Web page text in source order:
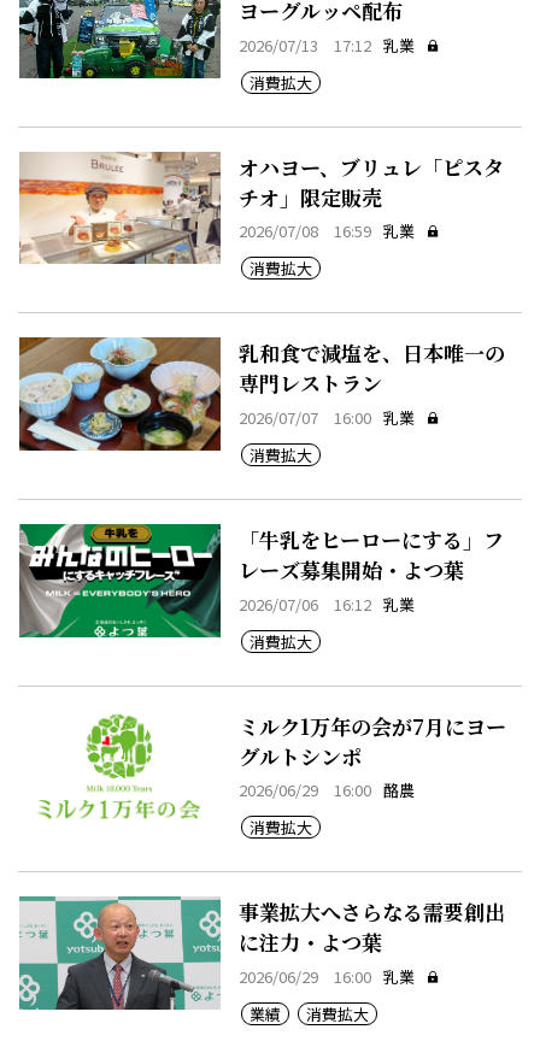
ヨーグルッペ配布
2026/07/13 17:12 乳業
消費拡大
オハヨー、ブリュレ「ピスタ
チオ」限定販売
2026/07/08 16:59 乳業
消費拡大
乳和食で減塩を、日本唯一の
専門レストラン
2026/07/07 16:00 乳業
消費拡大
「牛乳をヒーローにする」フ
レーズ募集開始・よつ葉
2026/07/06 16:12 乳業
消費拡大
ミルク1万年の会が7月にヨー
グルトシンポ
2026/06/29 16:00 酪農
消費拡大
事業拡大へさらなる需要創出
に注力・よつ葉
2026/06/29 16:00 乳業
業績
消費拡大